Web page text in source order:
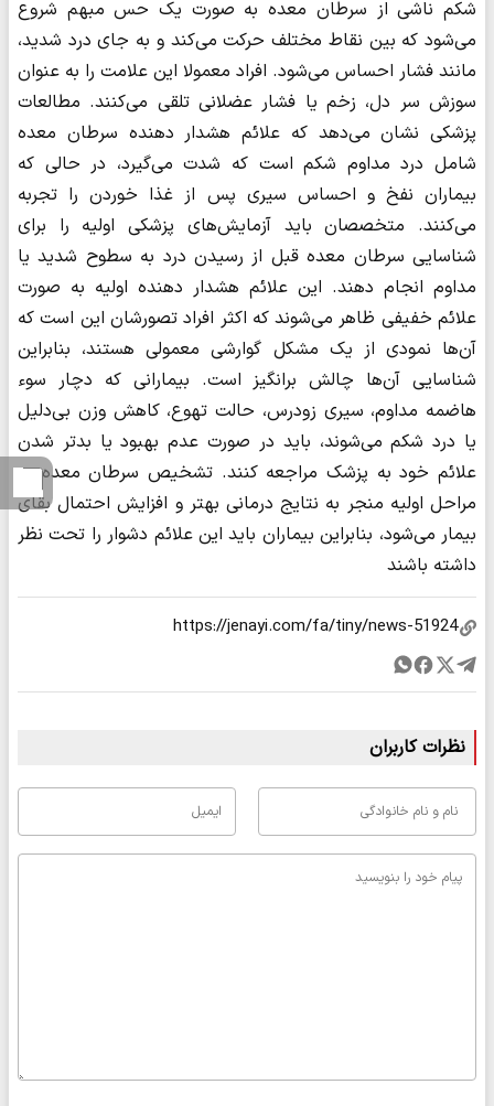
شکم ناشی از سرطان معده به صورت یک حس مبهم شروع
می‌شود که بین نقاط مختلف حرکت می‌کند و به جای درد شدید،
مانند فشار احساس می‌شود. افراد معمولا این علامت را به عنوان
سوزش سر دل، زخم یا فشار عضلانی تلقی می‌کنند. مطالعات
پزشکی نشان می‌دهد که علائم هشدار دهنده سرطان معده
شامل درد مداوم شکم است که شدت می‌گیرد، در حالی که
بیماران نفخ و احساس سیری پس از غذا خوردن را تجربه
می‌کنند. متخصصان باید آزمایش‌های پزشکی اولیه را برای
شناسایی سرطان معده قبل از رسیدن درد به سطوح شدید یا
مداوم انجام دهند. این علائم هشدار دهنده اولیه به صورت
علائم خفیفی ظاهر می‌شوند که اکثر افراد تصورشان این است که
آن‌ها نمودی از یک مشکل گوارشی معمولی هستند، بنابراین
شناسایی آن‌ها چالش برانگیز است. بیمارانی که دچار سوء
هاضمه مداوم، سیری زودرس، حالت تهوع، کاهش وزن بی‌دلیل
یا درد شکم می‌شوند، باید در صورت عدم بهبود یا بدتر شدن
علائم خود به پزشک مراجعه کنند. تشخیص سرطان معده در
مراحل اولیه منجر به نتایج درمانی بهتر و افزایش احتمال بقای
بیمار می‌شود، بنابراین بیماران باید این علائم دشوار را تحت نظر
داشته باشند
نظرات کاربران